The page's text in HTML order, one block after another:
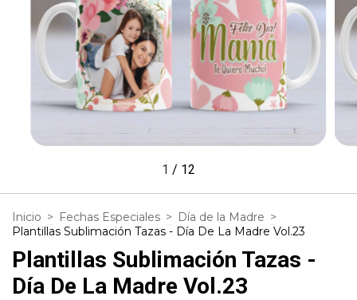
1 / 12
Inicio > Fechas Especiales > Día de la Madre >
Plantillas Sublimación Tazas - Día De La Madre Vol.23
Plantillas Sublimación Tazas -
Día De La Madre Vol.23